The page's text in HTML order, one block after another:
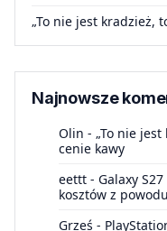
„To nie jest kradzież,
Najnowsze
Olin - „To nie
cenie kawy
eettt - Galaxy
kosztów z
Grześ -